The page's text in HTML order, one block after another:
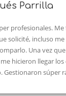
Parrilla
profesionales.
solicité, incluso
Una vez
hicieron llegar
Gestionaron súper